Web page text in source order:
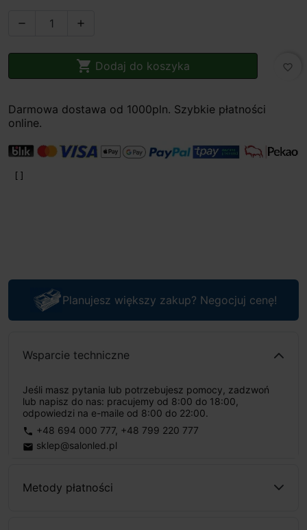
 
 Dodaj do koszyka favorite_border
Darmowa dostawa od 1000pln. Szybkie płatności
online.
Planujesz większy zakup? Negocjuj cenę!
Wsparcie techniczne
Jeśli masz pytania lub potrzebujesz pomocy, zadzwoń
lub napisz do nas: pracujemy od 8:00 do 18:00,
odpowiedzi na e-maile od 8:00 do 22:00.
phone +48 694 000 777, +48 799 220 777
email sklep@salonled.pl
Metody płatności